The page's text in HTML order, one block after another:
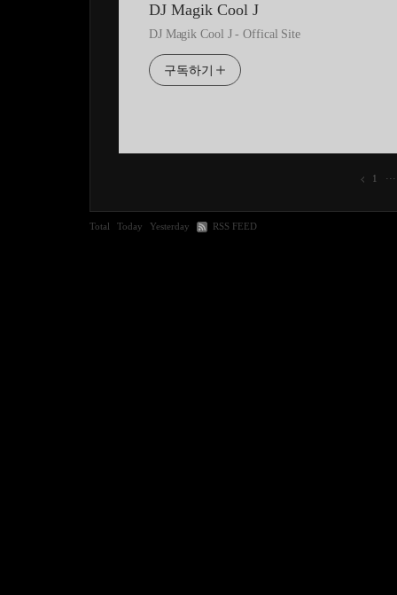
DJ Magik Cool J
DJ Magik Cool J - Offical Site
구독하기
1 ···
Total Today Yesterday RSS FEED